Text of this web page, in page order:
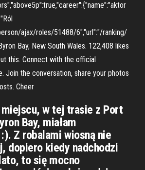
ajax/roles/51488/6","url":"/ranking/
Bay, New South Wales. 122,408 likes
this. Connect with the official
Join the conversation, share your photos
Cheer
miejscu, w tej trasie z Port
Bay, miałam
Z robalami wiosną nie
dopiero kiedy nadchodzi
to się mocno